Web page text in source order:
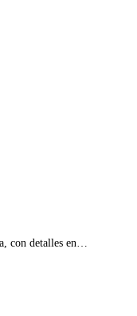
con detalles en…